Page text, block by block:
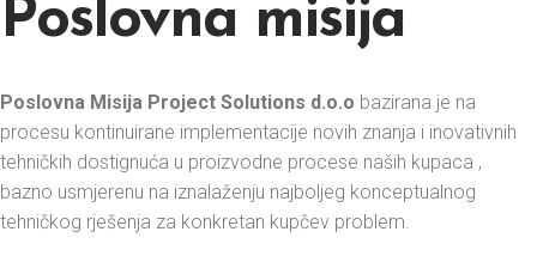
Poslovna misija
Poslovna Misija Project Solutions d.o.o bazirana je na
procesu kontinuirane implementacije novih znanja i inovativnih
tehničkih dostignuća u proizvodne procese naših kupaca ,
bazno usmjerenu na iznalaženju najboljeg konceptualnog
tehničkog rješenja za konkretan kupčev problem.